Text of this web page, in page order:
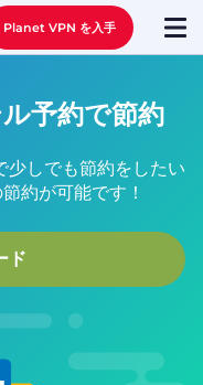
Planet VPN を入手
予約で節約
少しでも節約をしたい
約が可能です！
ド